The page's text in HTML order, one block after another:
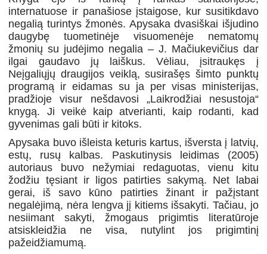
internatuose ir panašiose įstaigose, kur susitikdavo
negalią turintys žmonės. Apysaka dvasiškai išjudino
daugybę tuometinėje visuomenėje nematomų
žmonių su judėjimo negalia – J. Mačiukevičius dar
ilgai gaudavo jų laiškus. Vėliau, įsitraukęs į
Neįgaliųjų draugijos veiklą, susirašęs šimto punktų
programą ir eidamas su ja per visas ministerijas,
pradžioje visur nešdavosi „Laikrodžiai nesustoja“
knygą. Ji veikė kaip atverianti, kaip rodanti, kad
gyvenimas gali būti ir kitoks.
Apysaka buvo išleista keturis kartus, išversta į latvių,
estų, rusų kalbas. Paskutinysis leidimas (2005)
autoriaus buvo nežymiai redaguotas, vienu kitu
žodžiu tęsiant ir ligos patirties sakymą. Net labai
gerai, iš savo kūno patirties žinant ir pažįstant
negalėjimą, nėra lengva jį kitiems išsakyti. Tačiau, jo
nesiimant sakyti, žmogaus prigimtis literatūroje
atsiskleidžia ne visa, nutylint jos prigimtinį
pažeidžiamumą.